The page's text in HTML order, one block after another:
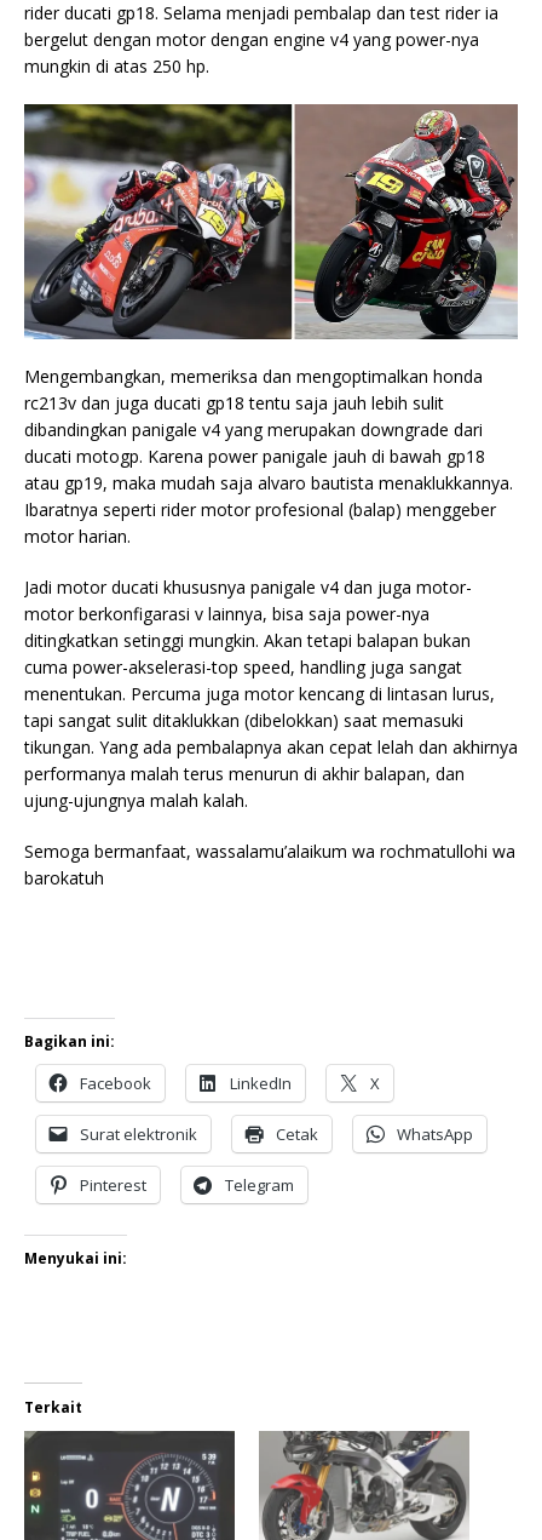
rider ducati gp18. Selama menjadi pembalap dan test rider ia
bergelut dengan motor dengan engine v4 yang power-nya
mungkin di atas 250 hp.
Mengembangkan, memeriksa dan mengoptimalkan honda
rc213v dan juga ducati gp18 tentu saja jauh lebih sulit
dibandingkan panigale v4 yang merupakan downgrade dari
ducati motogp. Karena power panigale jauh di bawah gp18
atau gp19, maka mudah saja alvaro bautista menaklukkannya.
Ibaratnya seperti rider motor profesional (balap) menggeber
motor harian.
Jadi motor ducati khususnya panigale v4 dan juga motor-
motor berkonfigarasi v lainnya, bisa saja power-nya
ditingkatkan setinggi mungkin. Akan tetapi balapan bukan
cuma power-akselerasi-top speed, handling juga sangat
menentukan. Percuma juga motor kencang di lintasan lurus,
tapi sangat sulit ditaklukkan (dibelokkan) saat memasuki
tikungan. Yang ada pembalapnya akan cepat lelah dan akhirnya
performanya malah terus menurun di akhir balapan, dan
ujung-ujungnya malah kalah.
Semoga bermanfaat, wassalamu’alaikum wa rochmatullohi wa
barokatuh
Bagikan ini:
Facebook LinkedIn X
Surat elektronik Cetak WhatsApp
Pinterest Telegram
Menyukai ini:
Terkait